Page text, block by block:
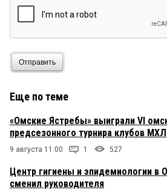
Отправить
Еще по теме
«Омские Ястребы» выиграли VI
предсезонного турнира клубов МХЛ
9 августа 11:00 1 527
Центр гигиены и эпидемиологии в
сменил руководителя